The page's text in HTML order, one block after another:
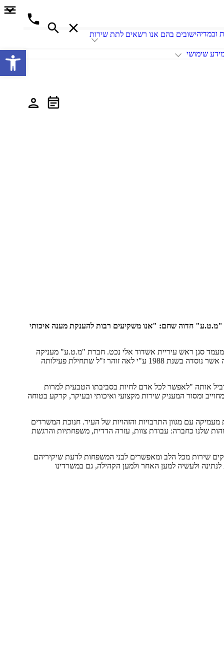
ובמדיהישובים בהם אנו רשאים לתת שירות
שימושי
"מ.ט.ע" חדוה שחם: "אנו משקיעים רבות להענקת מענה איכותי
חברת הסיעוד "מ.ט.ע", חברת סיעוד עם וותק של 34 שנים באשדוד, חנכה משרדים חדשים בבניין גן העיר (הגדוד העברי 5/18) במעמד סגן ראש עיריית אשדוד אלי נכט. חברת "מ.ט.ע" מעניקה
שירותי סיעוד ורווחה לזכאי המוסד לביטוח לאומי, לניצולי שואה, לאנשים הזקוקים לעובד זר וללקוחות פרטיים. "מ.ט.ע" היא כאמור, חברה וותיקה אשר נוסדה בשנת 1988 ע"י לאה זוהר ז"ל שתחילת פעילותה
אותה "לאפשר לכל אדם לחיות בסביבתו הטבעית למרות
ומסור המעניק שירות מקצועי ואיכותי ובעיקר, קרקע בטוחה
עם מגוון התרבויות והזהויות של העיר. חנוכת המשרדים
שלנו כחברה: עבודת צוות, עזרה הדדית, משפחתיות והרגשת
שירות מכל הלב ומאפשרים לבני המשפחות לדעת שיקיריהם
ולעשיה למען האחר ולמען הקהילה, גם במשרדינו
פתח